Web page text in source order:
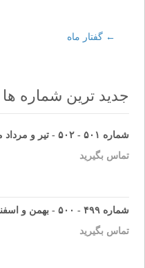
Post
navigation
← گفتار ماه
جدید ترین شماره ها
شماره ۵۰۱ - ۵۰۲ - تیر و مرداد ماه ۱۴۰۵
تماس بگیرید
شماره ۴۹۹ - ۵۰۰ - بهمن و اسفند ماه ۱۴۰۴
تماس بگیرید